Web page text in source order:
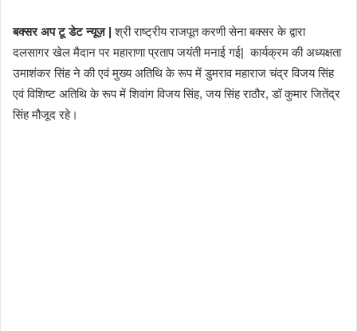
बक्सर अप टू डेट न्यूज़ | श्री राष्ट्रीय राजपूत करणी सेना बक्सर के द्वारा
दलसागर खेल मैदान पर महाराणा प्रताप जयंती मनाई गई| कार्यक्रम की अध्यक्षता
उमाशंकर सिंह ने की एवं मुख्य अतिथि के रूप में डुमराव महाराज चंद्र विजय सिंह
एवं विशिष्ट अतिथि के रूप में शिवांग विजय सिंह, जय सिंह राठौर, डॉ कुमार जितेंद्र
सिंह मौजूद रहे।